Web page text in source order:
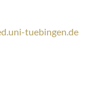
tuebingen.de